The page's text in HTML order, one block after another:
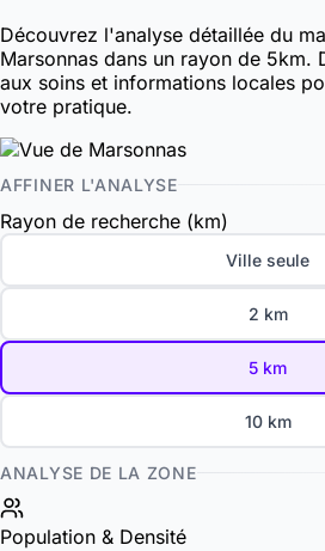
Découvrez l'analyse détaillée du
Marsonnas dans un rayon de 5km.
aux soins et informations locales
votre pratique.
AFFINER L'ANALYSE
Rayon de recherche (km)
Ville seule
2 km
5 km
10 km
ANALYSE DE LA ZONE
Population & Densité